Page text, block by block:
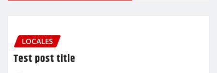
LOCALES
Test post title